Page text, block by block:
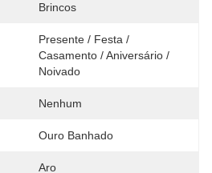
Brincos
Presente / Festa /
Casamento / Aniversário /
Noivado
Nenhum
Ouro Banhado
Aro